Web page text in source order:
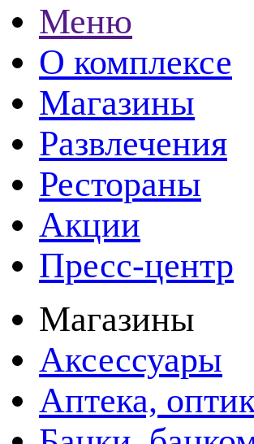
Меню
О комплексе
Магазины
Развлечения
Рестораны
Акции
Пресс-центр
Магазины
Аксессуары
Аптека,